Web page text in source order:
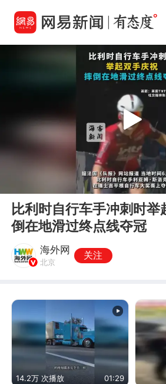
Play
比利时自行车手冲刺时举
倒在地滑过终点线夺冠
海外网
北京
关注
14.2万 次播放 01:29